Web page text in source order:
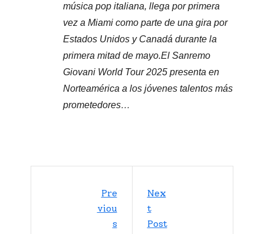
música pop italiana, llega por primera
vez a Miami como parte de una gira por
Estados Unidos y Canadá durante la
primera mitad de mayo.El Sanremo
Giovani World Tour 2025 presenta en
Norteamérica a los jóvenes talentos más
prometedores…
Pre
Viou
S
Nex
T
Post